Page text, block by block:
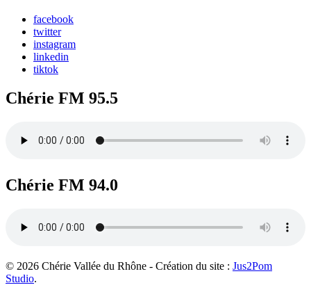
facebook
twitter
instagram
linkedin
tiktok
Chérie FM 95.5
Chérie FM 94.0
© 2026 Chérie Vallée du Rhône - Création du site : Jus2Pom
Studio.